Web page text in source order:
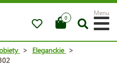
0
Menu
> Eleganckie >